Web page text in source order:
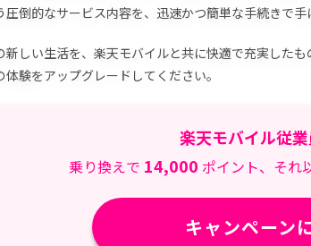
圧倒的なサービス内容を、迅速かつ簡単な手続きで手
新しい生活を、楽天モバイルと共に快適で充実した
体験をアップグレードしてください。
楽天モバイル従
乗り換えで 14,000 ポイント、それ
キャンペーン